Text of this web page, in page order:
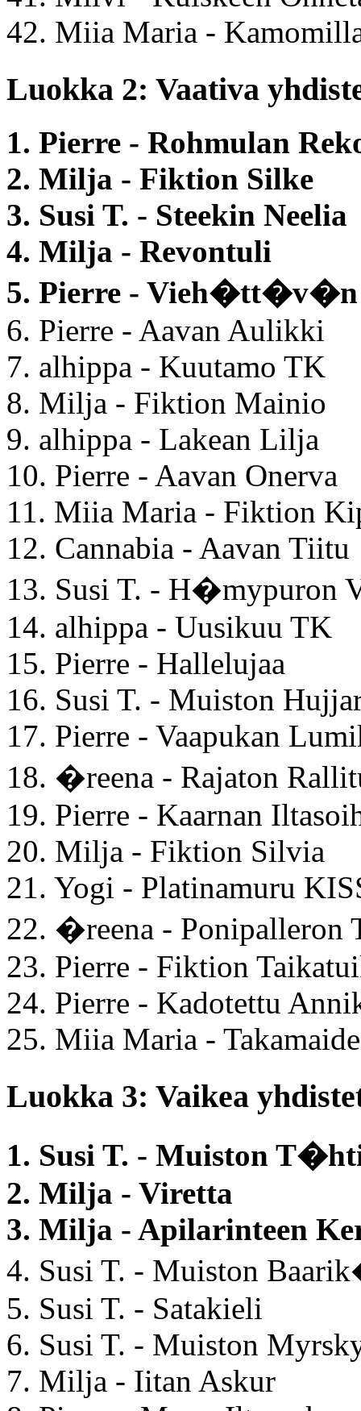
42. Miia Maria -
Luokka 2: Vaativa
1. Pierre - Rohmulan
2. Milja - Fiktion Silke
3. Susi T. - Steekin Neelia
4. Milja - Revontuli
5. Pierre - Vieh�tt�v�n
6. Pierre - Aavan Aulikki
7. alhippa - Kuutamo TK
8. Milja - Fiktion Mainio
9. alhippa - Lakean Lilja
10. Pierre - Aavan Onerva
11. Miia Maria - Fiktion
12. Cannabia - Aavan Tiitu
13. Susi T. - H�mypuron
14. alhippa - Uusikuu TK
15. Pierre - Hallelujaa
16. Susi T. - Muiston
17. Pierre - Vaapukan
18. �reena - Rajaton
19. Pierre - Kaarnan
20. Milja - Fiktion Silvia
21. Yogi - Platinamuru
22. �reena - Ponipalleron
23. Pierre - Fiktion
24. Pierre - Kadotettu
25. Miia Maria -
Luokka 3: Vaikea
1. Susi T. - Muiston
2. Milja - Viretta
3. Milja - Apilarinteen
4. Susi T. - Muiston
5. Susi T. - Satakieli
6. Susi T. - Muiston
7. Milja - Iitan Askur